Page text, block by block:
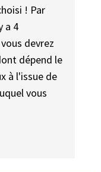
! Par
a 4
devrez
dépend le
à l'issue de
vous